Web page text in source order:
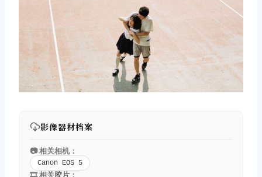
影像器材档案
📷 相关相机：
Canon EOS 5
🎞️ 相关胶片 ：